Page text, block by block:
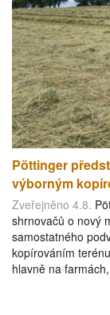
Pöttinger
výborným
Zveřejněno 4.8.
shrnovačů o nový
samostatného
kopírováním
hlavně na